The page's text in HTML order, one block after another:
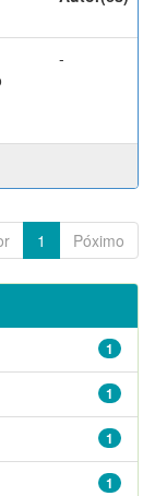
-
1 Póximo
1
1
1
1